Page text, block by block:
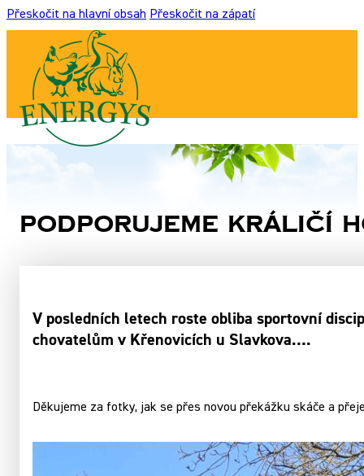
Přeskočit na hlavní obsah Přeskočit na zápatí
Podporujeme králičí
V posledních letech roste obliba sportovní
chovatelům v Křenovicích u Slavkova….
Děkujeme za fotky, jak se přes novou překážku skáče a